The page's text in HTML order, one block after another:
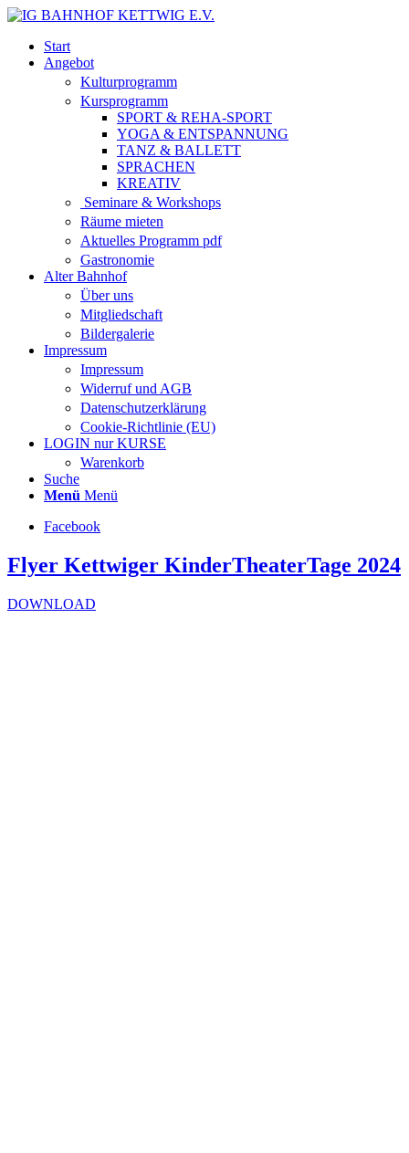
Start
Angebot
Kulturprogramm
Kursprogramm
SPORT & REHA-SPORT
YOGA & ENTSPANNUNG
TANZ & BALLETT
SPRACHEN
KREATIV
Seminare & Workshops
Räume mieten
Aktuelles Programm pdf
Gastronomie
Alter Bahnhof
Über uns
Mitgliedschaft
Bildergalerie
Impressum
Impressum
Widerruf und AGB
Datenschutzerklärung
Cookie-Richtlinie (EU)
LOGIN nur KURSE
Warenkorb
Suche
Menü Menü
Facebook
Flyer Kettwiger KinderTheaterTage 2024
DOWNLOAD